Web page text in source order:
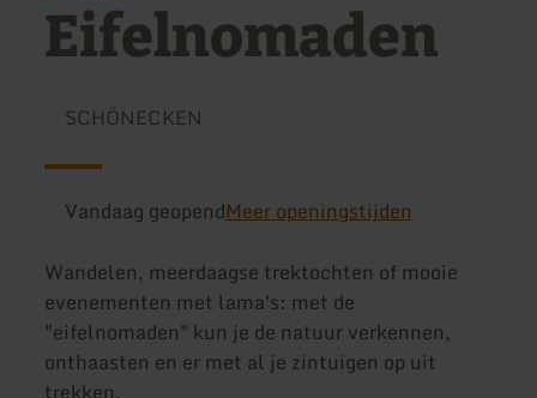
Eifelnomaden
SCHÖNECKEN
Vandaag geopendMeer openingstijden
Wandelen, meerdaagse trektochten of mooie
evenementen met lama's: met de
"eifelnomaden" kun je de natuur verkennen,
onthaasten en er met al je zintuigen op uit